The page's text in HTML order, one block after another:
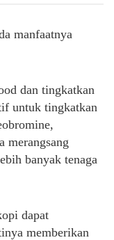
manfaatnya
dan tingkatkan
untuk tingkatkan
merangsang
banyak tenaga
dapat
memberikan